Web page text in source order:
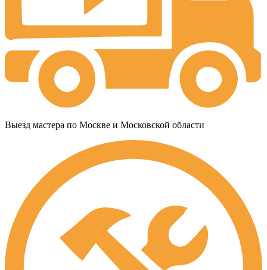
Выезд мастера по Москве и Московской области